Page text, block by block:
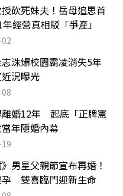
砍死妹夫！岳母追思首
經營真相駁「爭產」
洙爆校園霸凌消失5年
況曝光
離婚12年 起底「正牌憲
年隱婚內幕
》男星父親節宣布再婚！
孕 雙喜臨門迎新生命